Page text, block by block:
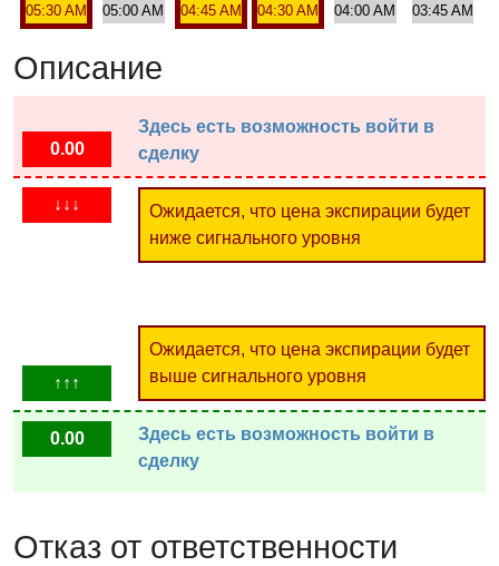
05:30 AM 05:00 AM 04:45 AM 04:30 AM 04:00 AM 03:45 AM
Описание
0.00
Здесь есть возможность войти в
сделку
↓↓↓
Ожидается, что цена экспирации будет
ниже сигнального уровня
↑↑↑
Ожидается, что цена экспирации будет
выше сигнального уровня
0.00
Здесь есть возможность войти в
сделку
Отказ от ответственности